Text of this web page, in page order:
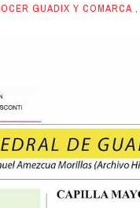
GUADIX Y COMARCA ,